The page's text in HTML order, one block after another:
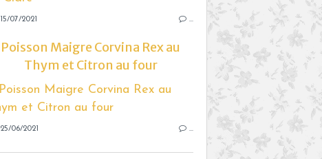
15/07/2021 …
Poisson Maigre Corvina Rex au
Thym et Citron au four
25/06/2021 …